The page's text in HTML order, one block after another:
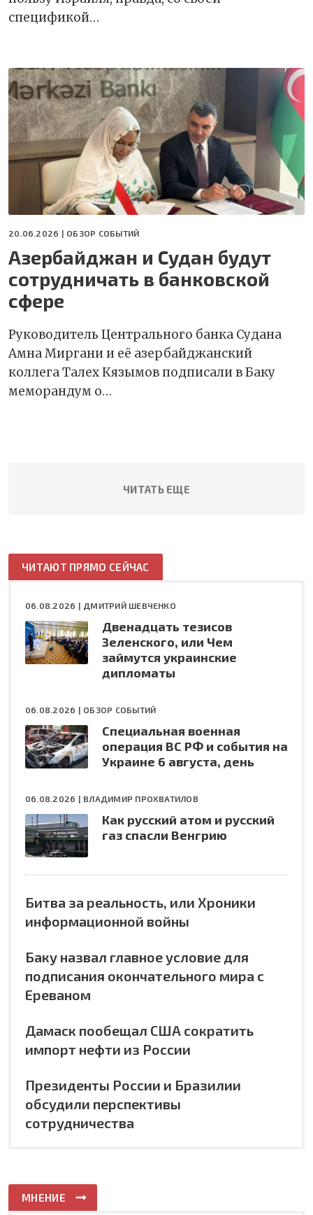
спецификой…
20.06.2026 | ОБЗОР СОБЫТИЙ
Азербайджан и Судан будут
сотрудничать в банковской
сфере
Руководитель Центрального банка Судана
Амна Миргани и еë азербайджанский
коллега Талех Кязымов подписали в Баку
меморандум о…
ЧИТАТЬ ЕЩЕ
ЧИТАЮТ ПРЯМО СЕЙЧАС
06.08.2026 | ДМИТРИЙ ШЕВЧЕНКО
Двенадцать тезисов
Зеленского, или Чем
займутся украинские
дипломаты
06.08.2026 | ОБЗОР СОБЫТИЙ
Специальная военная
операция ВС РФ и события на
Украине 6 августа, день
06.08.2026 | ВЛАДИМИР ПРОХВАТИЛОВ
Как русский атом и русский
газ спасли Венгрию
Битва за реальность, или Хроники
информационной войны
Баку назвал главное условие для
подписания окончательного мира с
Ереваном
Дамаск пообещал США сократить
импорт нефти из России
Президенты России и Бразилии
обсудили перспективы
сотрудничества
МНЕНИЕ